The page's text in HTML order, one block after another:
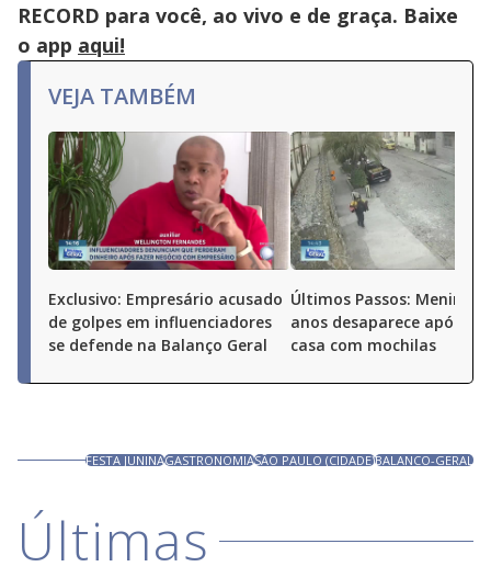
RECORD para você, ao vivo e de graça. Baixe
o app aqui!
VEJA TAMBÉM
Exclusivo: Empresário acusado
de golpes em influenciadores
se defende na Balanço Geral
Últimos Passos: Menina
anos desaparece após
casa com mochilas
FESTA JUNINAGASTRONOMIASÃO PAULO (CIDADE)BALANCO-GERAL
Últimas